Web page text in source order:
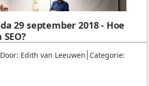
Door: Edith van Leeuwen. Categorie:
29 september 2018 - Hoe